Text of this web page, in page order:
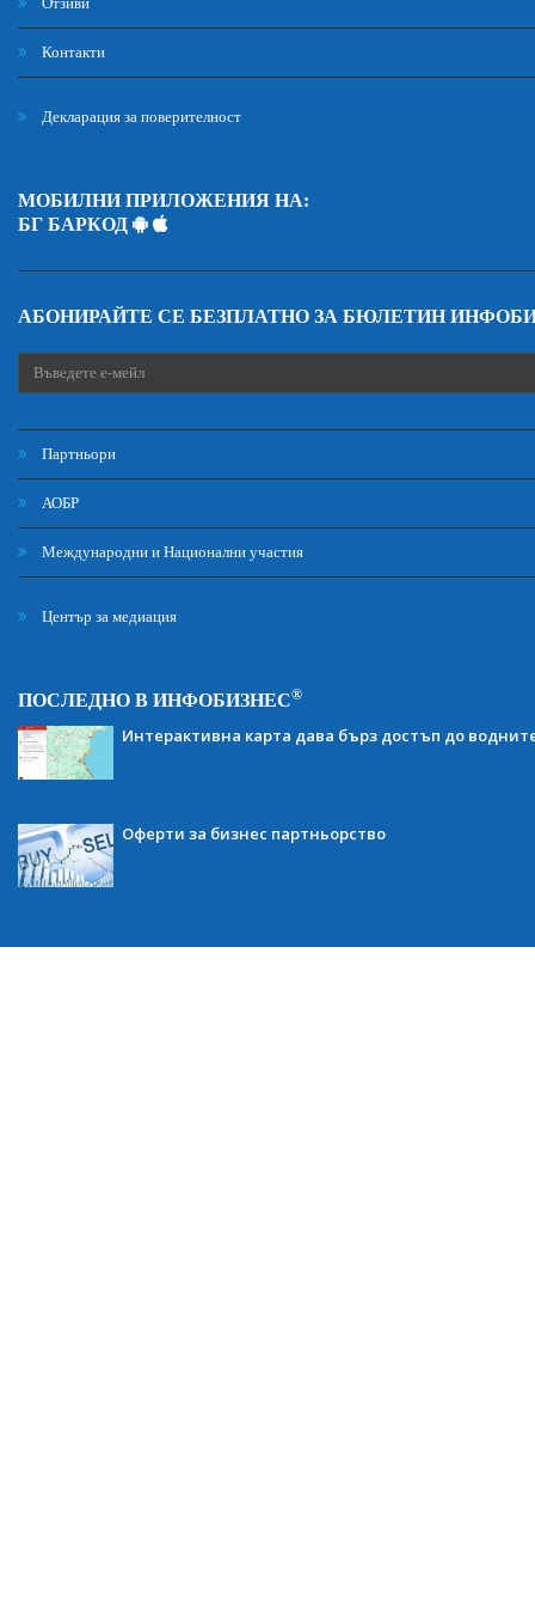
Контакти
Декларация за поверителност
МОБИЛНИ ПРИЛОЖЕНИЯ НА:
БГ БАРКОД
АБОНИРАЙТЕ СЕ БЕЗПЛАТНО ЗА БЮЛЕТИН
Партньори
АОБР
Международни и Национални участия
Център за медиация
ПОСЛЕДНО В ИНФОБИЗНЕС®
Интерактивна карта дава бърз достъп до
Оферти за бизнес партньорство